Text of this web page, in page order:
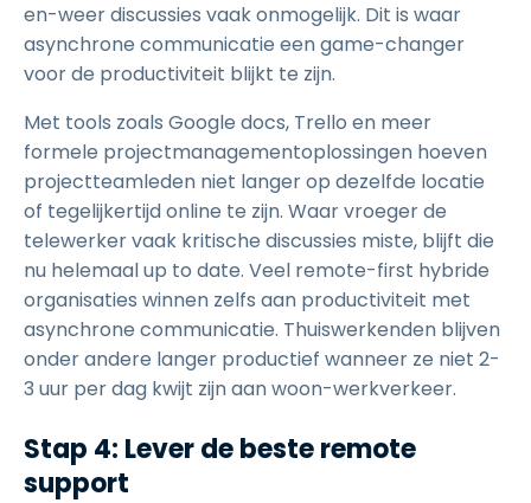
en-weer discussies vaak onmogelijk. Dit is waar
asynchrone communicatie een game-changer
voor de productiviteit blijkt te zijn.
Met tools zoals Google docs, Trello en meer
formele projectmanagementoplossingen hoeven
projectteamleden niet langer op dezelfde locatie
of tegelijkertijd online te zijn. Waar vroeger de
telewerker vaak kritische discussies miste, blijft die
nu helemaal up to date. Veel remote-first hybride
organisaties winnen zelfs aan productiviteit met
asynchrone communicatie. Thuiswerkenden blijven
onder andere langer productief wanneer ze niet 2-
3 uur per dag kwijt zijn aan woon-werkverkeer.
Stap 4: Lever de beste remote
support